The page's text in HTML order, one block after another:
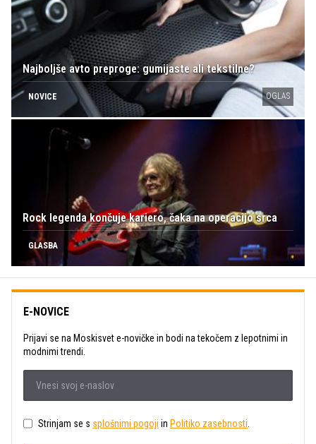
Najboljše avto preproge: gumijaste ali tekstilne?
NOVICE OGLAS
Rock legenda končuje kariero, čaka na operacijo srca
GLASBA
E-NOVICE
Prijavi se na Moskisvet e-novičke in bodi na tekočem z lepotnimi in
modnimi trendi.
Strinjam se s splošnimi pogoji in Politiko zasebnosti